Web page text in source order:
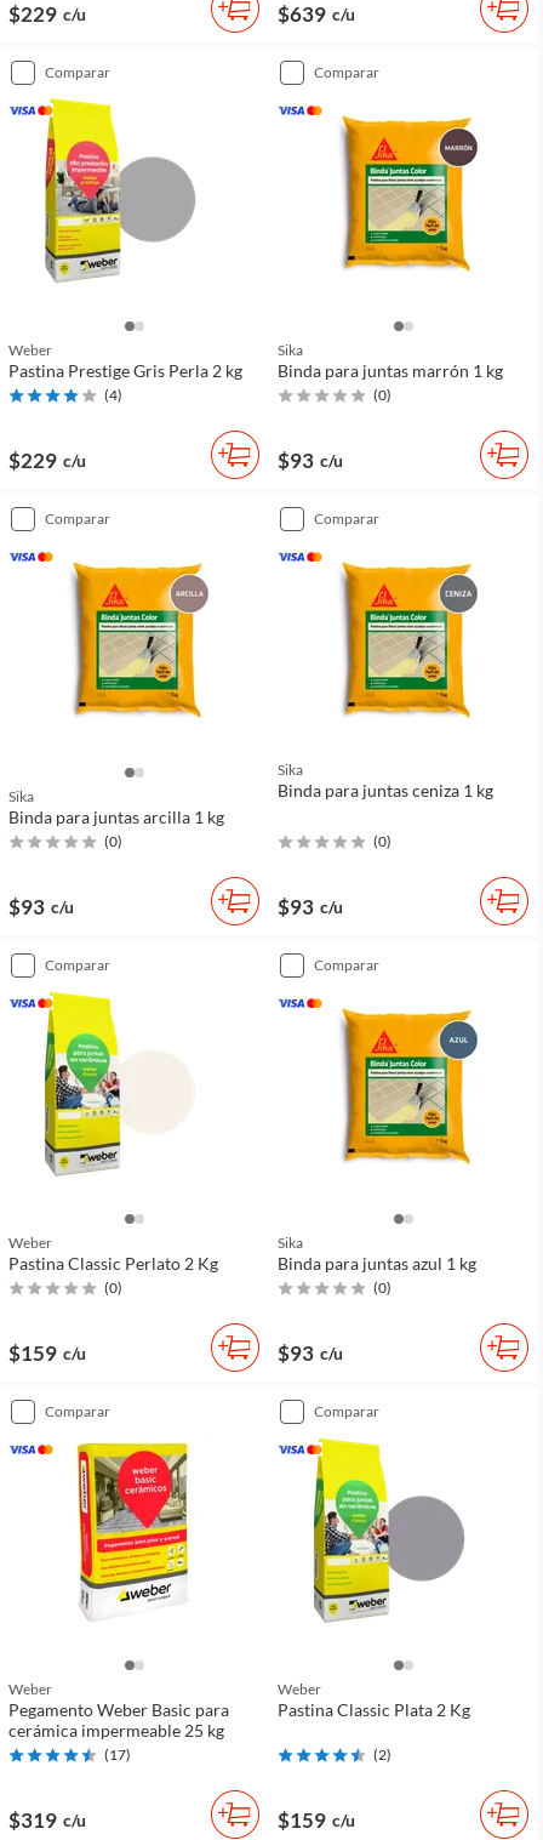
$229 c/u $639 c/u
comparar
Weber
Pastina Prestige Gris Perla 2 kg
(4)
$229 c/u
comparar
Sika
Binda para juntas marrón 1 kg
(0)
$93 c/u
comparar
Sika
Binda para juntas arcilla 1 kg
(0)
$93 c/u
comparar
Sika
Binda para juntas ceniza 1 kg
(0)
$93 c/u
comparar
Weber
Pastina Classic Perlato 2 Kg
(0)
$159 c/u
comparar
Sika
Binda para juntas azul 1 kg
(0)
$93 c/u
comparar
Weber
Pegamento Weber Basic para
cerámica impermeable 25 kg
(17)
$319 c/u
comparar
Weber
Pastina Classic Plata 2 Kg
(2)
$159 c/u